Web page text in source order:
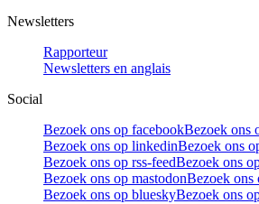
Newsletters
Rapporteur
Newsletters en anglais
Social
Bezoek ons op facebookBezoek ons
Bezoek ons op linkedinBezoek ons
Bezoek ons op rss-feedBezoek ons
Bezoek ons op mastodonBezoek ons
Bezoek ons op blueskyBezoek ons